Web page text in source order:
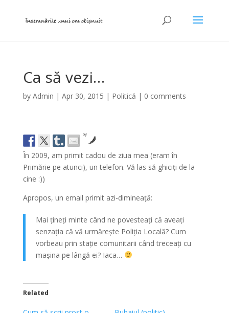
Ca să vezi…
by Admin | Apr 30, 2015 | Politică | 0 comments
by
În 2009, am primit cadou de ziua mea (eram în
Primărie pe atunci), un telefon. Vă las să ghiciți de la
cine :))
Apropos, un email primit azi-dimineață:
Mai țineți minte când ne povesteați că aveați
senzația că vă urmărește Poliția Locală? Cum
vorbeau prin stație comunitarii când treceați cu
mașina pe lângă ei? Iaca…
Related